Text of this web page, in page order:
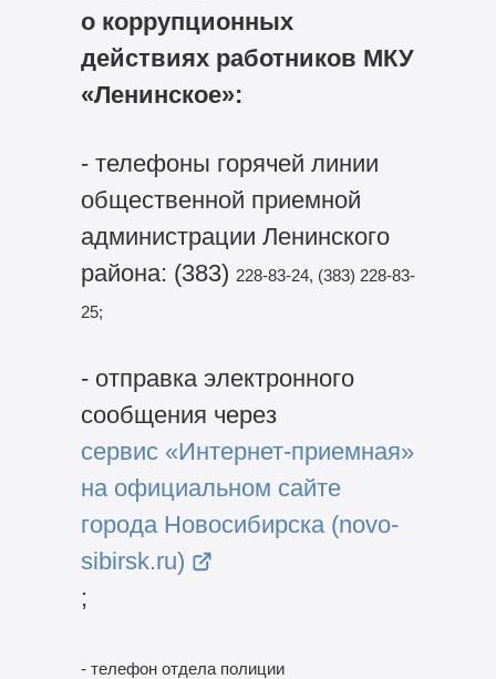
о коррупционных
действиях работников МКУ
«Ленинское»:
- телефоны горячей линии
общественной приемной
администрации Ленинского
района: (383) 228-83-24, (383) 228-83-
25;
- отправка электронного
сообщения через
сервис «Интернет-приемная»
на официальном сайте
города Новосибирска (novo-
sibirsk.ru)
;
- телефон отдела полиции